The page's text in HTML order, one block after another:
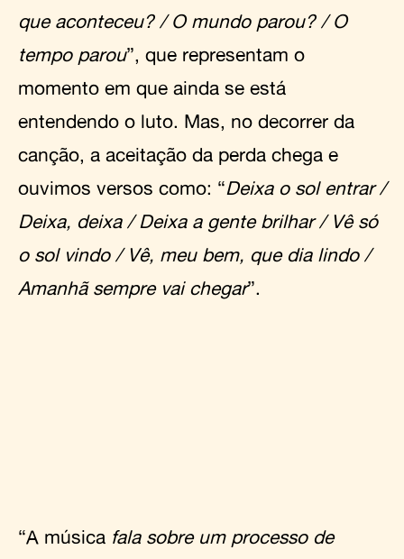
que aconteceu? / O mundo parou? / O
tempo parou”, que representam o
momento em que ainda se está
entendendo o luto. Mas, no decorrer da
canção, a aceitação da perda chega e
ouvimos versos como: “Deixa o sol entrar /
Deixa, deixa / Deixa a gente brilhar / Vê só
o sol vindo / Vê, meu bem, que dia lindo /
Amanhã sempre vai chegar”.
“A música fala sobre um processo de